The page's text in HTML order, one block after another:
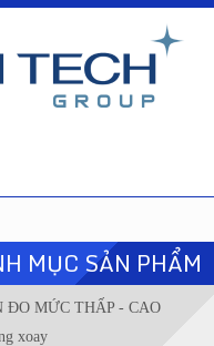
MỤC SẢN PHẨM
ĐO MỨC THẤP - CAO
xoay